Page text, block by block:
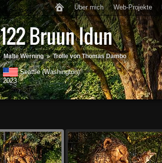
Über mich Web-Projekte
122 Bruun Idun
Malte Werning » Trolle von Thomas Dambo
Seattle (Washington)
2023